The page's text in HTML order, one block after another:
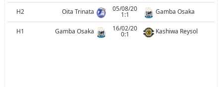
H2 Oita Trinata 05/08/20
1:1 Gamba Osaka
H1 Gamba Osaka 16/02/20
0:1 Kashiwa Reysol